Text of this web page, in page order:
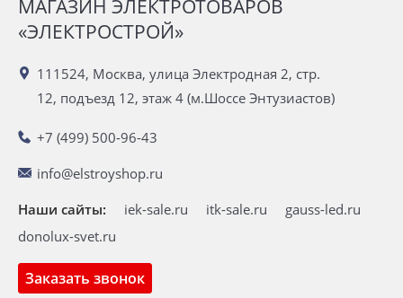
МАГАЗИН ЭЛЕКТРОТОВАРОВ
«ЭЛЕКТРОСТРОЙ»
111524, Москва, улица Электродная 2, стр.
12, подъезд 12, этаж 4 (м.Шоссе Энтузиастов)
+7 (499) 500-96-43
info@elstroyshop.ru
Заказать звонок
Наши сайты: iek-sale.ru itk-sale.ru
gauss-led.ru
donolux-svet.ru